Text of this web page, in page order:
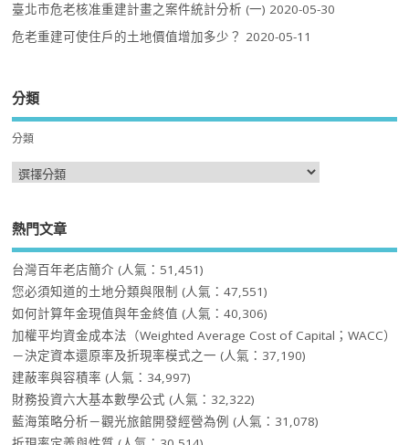
臺北市危老核准重建計畫之案件統計分析 (一) 2020-05-30
危老重建可使住戶的土地價值增加多少？ 2020-05-11
分類
分類
熱門文章
台灣百年老店簡介 (人氣：51,451)
您必須知道的土地分類與限制 (人氣：47,551)
如何計算年金現值與年金終值 (人氣：40,306)
加權平均資金成本法（Weighted Average Cost of Capital；WACC）
－決定資本還原率及折現率模式之一 (人氣：37,190)
建蔽率與容積率 (人氣：34,997)
財務投資六大基本數學公式 (人氣：32,322)
藍海策略分析－觀光旅館開發經營為例 (人氣：31,078)